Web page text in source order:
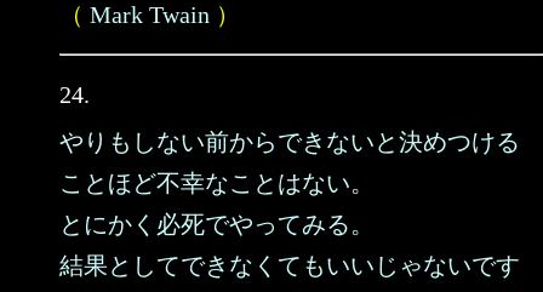
（ Mark Twain ）
24.
やりもしない前からできないと決めつける
ことほど不幸なことはない。
とにかく必死でやってみる。
結果としてできなくてもいいじゃないです